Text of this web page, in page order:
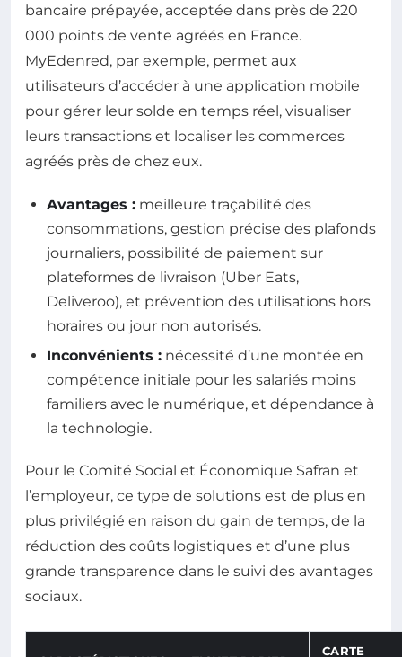
bancaire prépayée, acceptée dans près de 220
000 points de vente agréés en France.
MyEdenred, par exemple, permet aux
utilisateurs d’accéder à une application mobile
pour gérer leur solde en temps réel, visualiser
leurs transactions et localiser les commerces
agréés près de chez eux.
Avantages : meilleure traçabilité des
consommations, gestion précise des plafonds
journaliers, possibilité de paiement sur
plateformes de livraison (Uber Eats,
Deliveroo), et prévention des utilisations hors
horaires ou jour non autorisés.
Inconvénients : nécessité d’une montée en
compétence initiale pour les salariés moins
familiers avec le numérique, et dépendance à
la technologie.
Pour le Comité Social et Économique Safran et
l’employeur, ce type de solutions est de plus en
plus privilégié en raison du gain de temps, de la
réduction des coûts logistiques et d’une plus
grande transparence dans le suivi des avantages
sociaux.
CARTE